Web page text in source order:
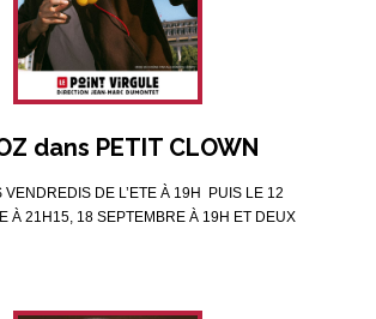
dans PETIT CLOWN
VENDREDIS DE L’ETE À 19H PUIS LE 12
À 21H15, 18 SEPTEMBRE À 19H ET DEUX